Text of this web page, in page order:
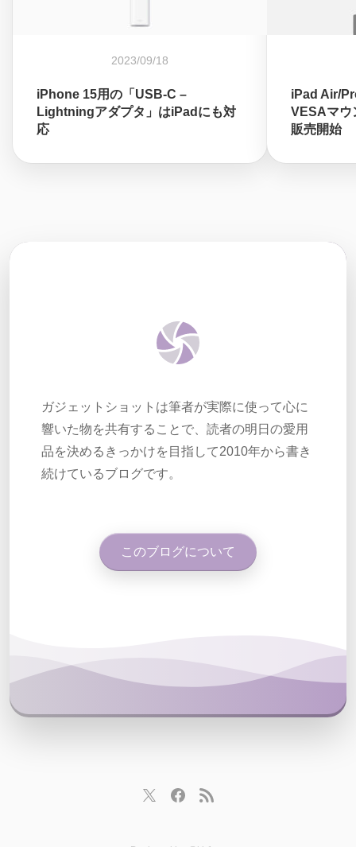
2023/09/18
iPhone 15用の「USB-C –
Lightningアダプタ」はiPadにも対
応
iPad Air/
VESAマウ
販売開始
ガジェットショットは筆者が実際に使って心に
響いた物を共有することで、読者の明日の愛用
品を決めるきっかけを目指して2010年から書き
続けているブログです。
このブログについて